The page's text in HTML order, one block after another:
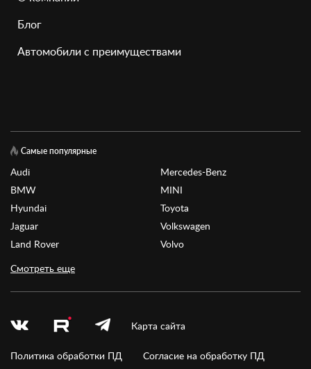
Блог
Автомобили с преимуществами
Самые популярные
Audi
BMW
Hyundai
Jaguar
Land Rover
Mercedes-Benz
MINI
Toyota
Volkswagen
Volvo
Смотреть еще
Карта сайта
Политика обработки ПД
Согласие на обработку ПД